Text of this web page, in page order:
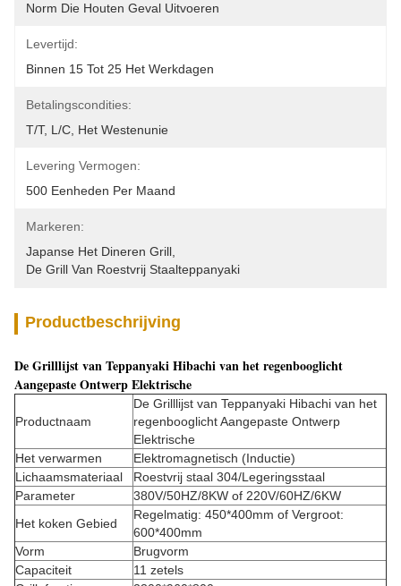
Norm Die Houten Geval Uitvoeren
Levertijd:
Binnen 15 Tot 25 Het Werkdagen
Betalingscondities:
T/T, L/C, Het Westenunie
Levering Vermogen:
500 Eenheden Per Maand
Markeren:
Japanse Het Dineren Grill
De Grill Van Roestvrij Staalteppanyaki
Productbeschrijving
De Grilllijst van Teppanyaki Hibachi van het regenbooglicht
Aangepaste Ontwerp Elektrische
Productnaam
De Grilllijst van Teppanyaki Hibachi van het
regenbooglicht Aangepaste Ontwerp
Elektrische
Het verwarmen
Elektromagnetisch (Inductie)
Lichaamsmateriaal
Roestvrij staal 304/Legeringsstaal
Parameter
380V/50HZ/8KW of 220V/60HZ/6KW
Het koken Gebied
Regelmatig: 450*400mm of Vergroot:
600*400mm
Vorm
Brugvorm
Capaciteit
11 zetels